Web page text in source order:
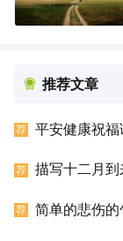
推荐文章
荐 平安健康祝
荐 描写十二月
荐 简单的悲伤